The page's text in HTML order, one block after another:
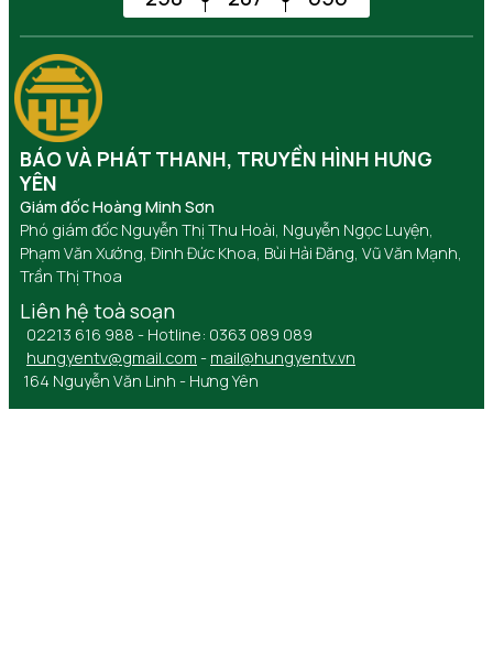
BÁO VÀ PHÁT THANH, TRUYỀN HÌNH HƯNG
YÊN
Giám đốc Hoàng Minh Sơn
Phó giám đốc Nguyễn Thị Thu Hoài, Nguyễn Ngọc Luyện,
Phạm Văn Xướng, Đinh Đức Khoa, Bùi Hải Đăng, Vũ Văn Mạnh,
Trần Thị Thoa
Liên hệ toà soạn
02213 616 988 - Hotline: 0363 089 089
hungyentv@gmail.com - mail@hungyentv.vn
164 Nguyễn Văn Linh - Hưng Yên